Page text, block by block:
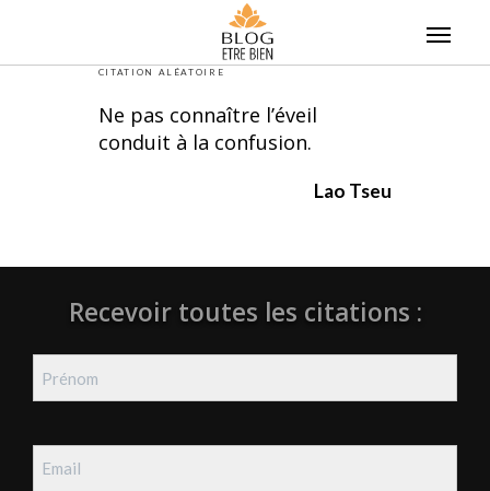
CITATION ALÉATOIRE
Ne pas connaître l’éveil
conduit à la confusion.
Lao Tseu
Recevoir toutes les citations :